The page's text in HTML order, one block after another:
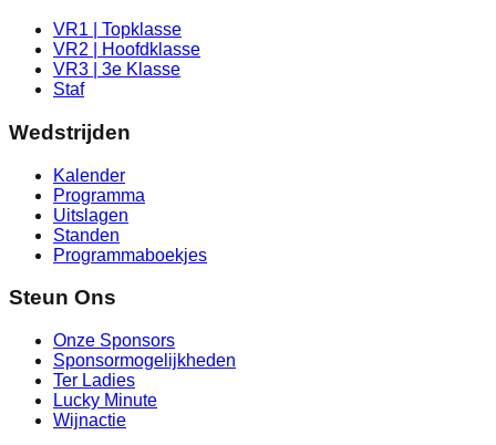
VR1 | Topklasse
VR2 | Hoofdklasse
VR3 | 3e Klasse
Staf
Wedstrijden
Kalender
Programma
Uitslagen
Standen
Programmaboekjes
Steun Ons
Onze Sponsors
Sponsormogelijkheden
Ter Ladies
Lucky Minute
Wijnactie